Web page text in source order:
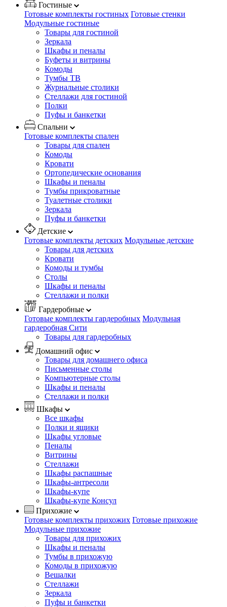
Гостиные
Готовые комплекты гостиных Готовые стенки
Модульные гостиные
Товары для гостиной
Зеркала
Шкафы и пеналы
Буфеты и витрины
Комоды
Тумбы ТВ
Журнальные столики
Стеллажи для гостиной
Полки
Пуфы и банкетки
Спальни
Готовые комплекты спален
Товары для спален
Комоды
Кровати
Ортопедические основания
Шкафы и пеналы
Тумбы прикроватные
Туалетные столики
Зеркала
Пуфы и банкетки
Детские
Готовые комплекты детских Модульные детские
Товары для детских
Кровати
Комоды и тумбы
Столы
Шкафы и пеналы
Стеллажи и полки
Гардеробные
Готовые комплекты гардеробных Модульная
гардеробная Сити
Товары для гардеробных
Домашний офис
Товары для домашнего офиса
Письменные столы
Компьютерные столы
Шкафы и пеналы
Стеллажи и полки
Шкафы
Все шкафы
Полки и ящики
Шкафы угловые
Пеналы
Витрины
Стеллажи
Шкафы распашные
Шкафы-антресоли
Шкафы-купе
Шкафы-купе Консул
Прихожие
Готовые комплекты прихожих Готовые прихожие
Модульные прихожие
Товары для прихожих
Шкафы и пеналы
Тумбы в прихожую
Комоды в прихожую
Вешалки
Стеллажи
Зеркала
Пуфы и банкетки